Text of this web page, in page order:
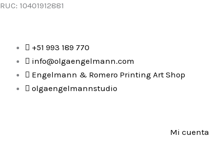
RUC: 10401912881
+51 993 189 770
info@olgaengelmann.com
Engelmann & Romero Printing Art Shop
olgaengelmannstudio
Mi cuenta